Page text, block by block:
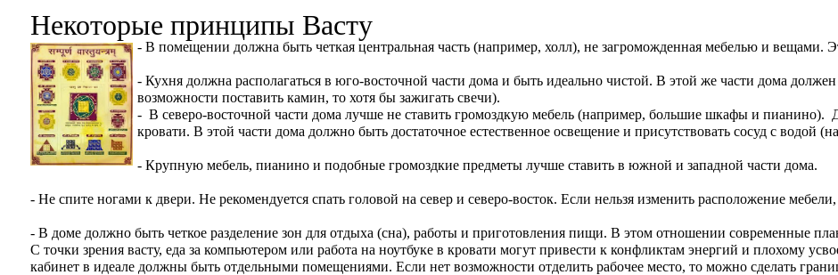
Некоторые принципы Васту
- В помещении должна быть четкая центральная часть (например, холл), не загроможденная мебелью и
- Кухня должна располагаться в юго-восточной части дома и быть идеально чистой. В этой же части дома должен
возможности поставить камин, то хотя бы зажигать свечи).
- В северо-восточной части дома лучше не ставить громоздкую мебель (например, большие шкафы и пианино).
кровати. В этой части дома должно быть достаточное естественное освещение и присутствовать сосуд с водой
- Крупную мебель, пианино и подобные громоздкие предметы лучше ставить в южной и западной части дома.
- Не спите ногами к двери. Не рекомендуется спать головой на север и северо-восток. Если нельзя изменить расположение
- В доме должно быть четкое разделение зон для отдыха (сна), работы и приготовления пищи. В этом отношении современные
С точки зрения васту, еда за компьютером или работа на ноутбуке в кровати могут привести к конфликтам энергий и плохому
кабинет в идеале должны быть отдельными помещениями. Если нет возможности отделить рабочее место, то можно сделать